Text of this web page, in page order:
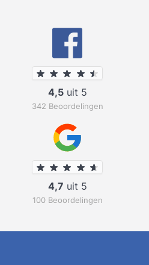
4,5uit 5
342 Beoordelingen
4,7 uit 5
100 Beoordelingen